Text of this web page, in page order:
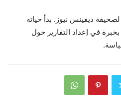
ديفينس نيوز. بدأ حياته
في إعداد التقارير حول